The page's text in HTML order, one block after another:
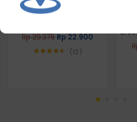
Makarizo Hair Energy Easy
Rp29.375 Rp 22.900
12